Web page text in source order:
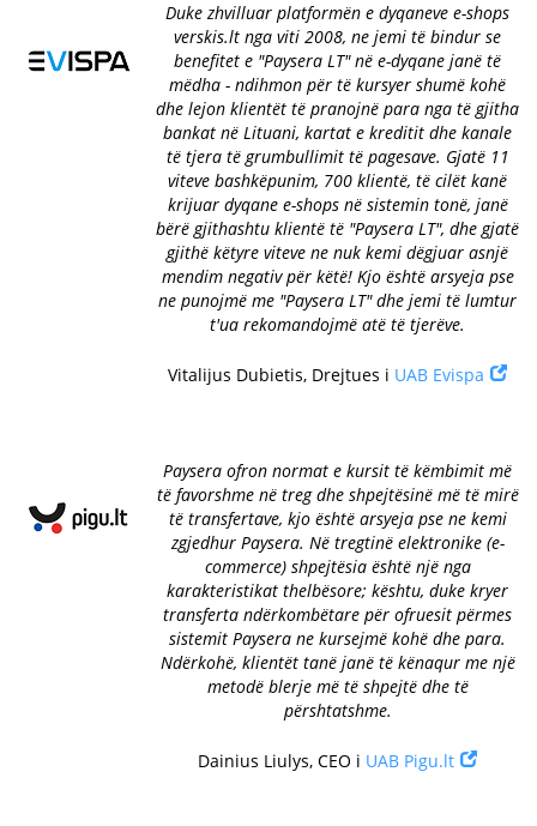
Duke zhvilluar platformën e dyqaneve e-shops
verskis.lt nga viti 2008, ne jemi të bindur se
benefitet e "Paysera LT" në e-dyqane janë të
mëdha - ndihmon për të kursyer shumë kohë
dhe lejon klientët të pranojnë para nga të gjitha
bankat në Lituani, kartat e kreditit dhe kanale
të tjera të grumbullimit të pagesave. Gjatë 11
viteve bashkëpunim, 700 klientë, të cilët kanë
krijuar dyqane e-shops në sistemin tonë, janë
bërë gjithashtu klientë të "Paysera LT", dhe gjatë
gjithë këtyre viteve ne nuk kemi dëgjuar asnjë
mendim negativ për këtë! Kjo është arsyeja pse
ne punojmë me "Paysera LT" dhe jemi të lumtur
t'ua rekomandojmë atë të tjerëve.
Vitalijus Dubietis, Drejtues i UAB Evispa
Paysera ofron normat e kursit të këmbimit më
të favorshme në treg dhe shpejtësinë më të mirë
të transfertave, kjo është arsyeja pse ne kemi
zgjedhur Paysera. Në tregtinë elektronike (e-
commerce) shpejtësia është një nga
karakteristikat thelbësore; kështu, duke kryer
transferta ndërkombëtare për ofruesit përmes
sistemit Paysera ne kursejmë kohë dhe para.
Ndërkohë, klientët tanë janë të kënaqur me një
metodë blerje më të shpejtë dhe të
përshtatshme.
Dainius Liulys, CEO i UAB Pigu.lt